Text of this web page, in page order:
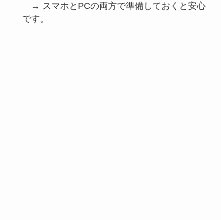
→ スマホとPCの両方で準備しておくと安心
です。